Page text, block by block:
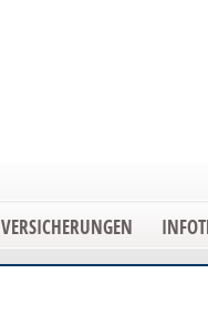
VERSICHERUNGEN